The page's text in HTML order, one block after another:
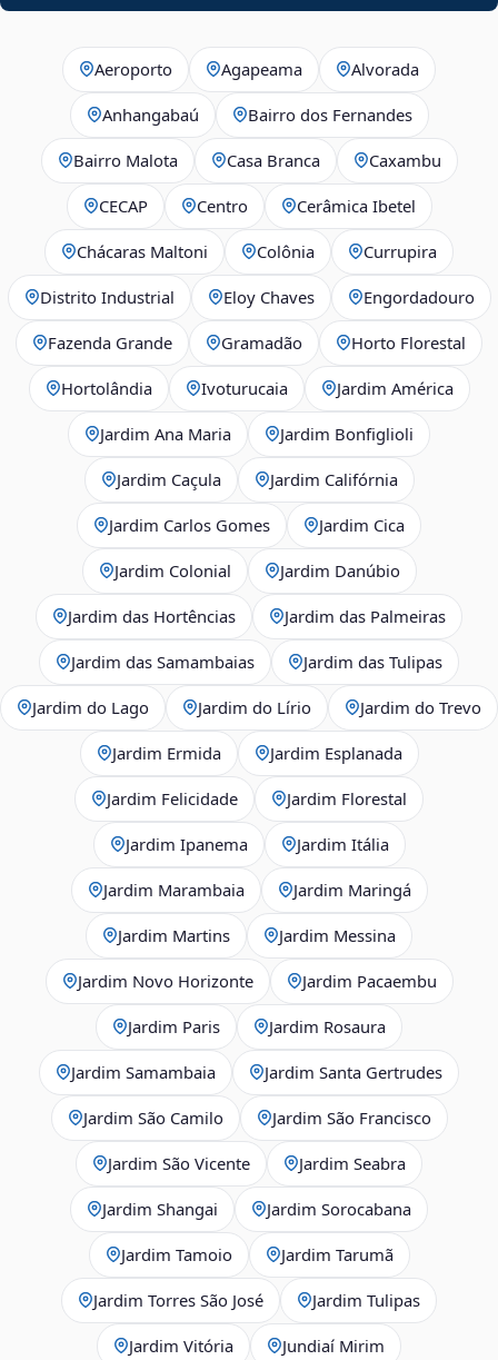
Aeroporto Agapeama Alvorada
Anhangabaú Bairro dos Fernandes
Bairro Malota Casa Branca Caxambu
CECAP Centro Cerâmica Ibetel
Chácaras Maltoni Colônia Currupira
Distrito Industrial Eloy Chaves Engordadouro
Fazenda Grande Gramadão Horto Florestal
Hortolândia Ivoturucaia Jardim América
Jardim Ana Maria Jardim Bonfiglioli
Jardim Caçula Jardim Califórnia
Jardim Carlos Gomes Jardim Cica
Jardim Colonial Jardim Danúbio
Jardim das Hortências Jardim das Palmeiras
Jardim das Samambaias Jardim das Tulipas
Jardim do Lago Jardim do Lírio Jardim do Trevo
Jardim Ermida Jardim Esplanada
Jardim Felicidade Jardim Florestal
Jardim Ipanema Jardim Itália
Jardim Marambaia Jardim Maringá
Jardim Martins Jardim Messina
Jardim Novo Horizonte Jardim Pacaembu
Jardim Paris Jardim Rosaura
Jardim Samambaia Jardim Santa Gertrudes
Jardim São Camilo Jardim São Francisco
Jardim São Vicente Jardim Seabra
Jardim Shangai Jardim Sorocabana
Jardim Tamoio Jardim Tarumã
Jardim Torres São José Jardim Tulipas
Jardim Vitória Jundiaí Mirim